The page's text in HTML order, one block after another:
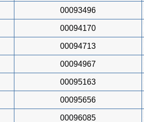
00093496
00094170
00094713
00094967
00095163
00095656
00096085